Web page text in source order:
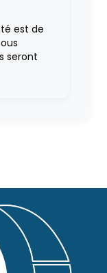
est de
seront